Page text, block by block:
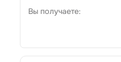
Вы получаете: